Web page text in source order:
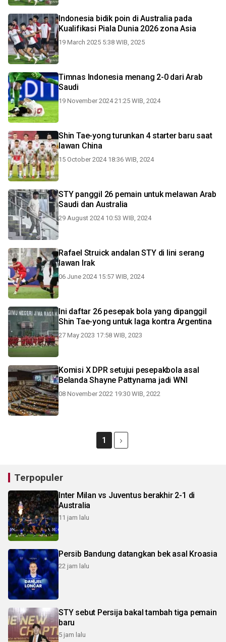
Indonesia bidik poin di Australia pada
Kualifikasi Piala Dunia 2026 zona Asia
19 March 2025 5:38 WIB, 2025
Timnas Indonesia menang 2-0 dari Arab
Saudi
19 November 2024 21:25 WIB, 2024
Shin Tae-yong turunkan 4 starter baru saat
lawan China
15 October 2024 18:36 WIB, 2024
STY panggil 26 pemain untuk melawan Arab
Saudi dan Australia
29 August 2024 10:53 WIB, 2024
Rafael Struick andalan STY di lini serang
lawan Irak
06 June 2024 15:57 WIB, 2024
Ini daftar 26 pesepak bola yang dipanggil
Shin Tae-yong untuk laga kontra Argentina
27 May 2023 17:58 WIB, 2023
Komisi X DPR setujui pesepakbola asal
Belanda Shayne Pattynama jadi WNI
08 November 2022 19:30 WIB, 2022
1
Terpopuler
Inter Milan vs Juventus berakhir 2-1 di
Australia
11 jam lalu
Persib Bandung datangkan bek asal Kroasia
22 jam lalu
STY sebut Persija bakal tambah tiga pemain
baru
5 jam lalu